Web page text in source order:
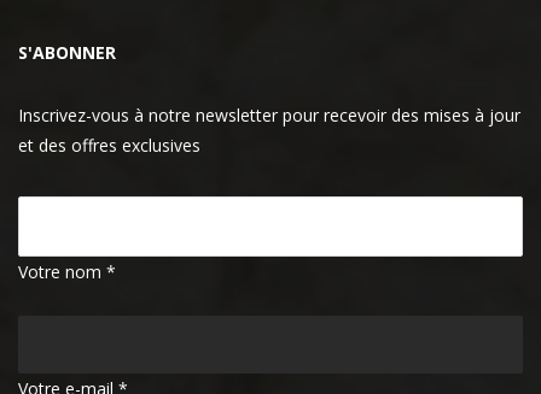
S'ABONNER
Inscrivez-vous à notre newsletter pour recevoir des mises à jour
et des offres exclusives
Votre nom *
Votre e-mail *